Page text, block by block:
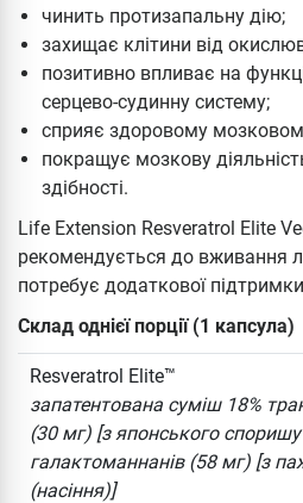
чинить протизапальну дію;
захищає клітини від
позитивно впливає на
серцево-судинну систему;
сприяє здоровому
покращує мозкову
здібності.
Life Extension Resveratrol Elite
рекомендується до вживання
потребує додаткової
Склад однієї порції (1 капсула)
Resveratrol Elite™
запатентована суміш 18%
(30 мг) [з японського споришу
галактоманнанів (58 мг) [з
(насіння)]